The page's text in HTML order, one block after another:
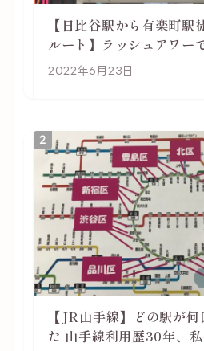
【日比谷駅から有楽町駅
ルート】ラッシュアワー
2022年6月23日
2
【JR山手線】どの駅が
た 山手線利用歴30年、